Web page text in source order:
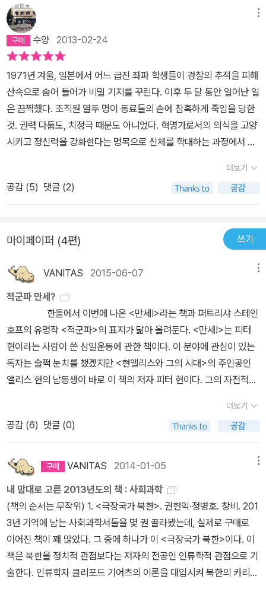
겨진 공간에서 두 달 동안 총 31명의 연합적군 멤버 중 12명이 목숨을
잃은 것이다. 도대체 산속에서 무슨 일이 벌어졌던 것일까? 연쇄살인
마라도 돌아다녔던 것일까, 아니면 어떤 죽음의 바이러스라도 퍼졌던
것일까? 마쓰모토 세이초의 팩션이나, 김전일 소년의 사건기록부에
나 등장할 법한 이 사건은 언론 및 전 사회의 관심을 끌었고(아사마
산장에서의 진압 과정은 텔레비전으로 생중계되었고, 이는 최고 89.
7퍼센트의 시청률을 기록했다), 이들을 둘러싼 이야기는 사건의 양상
이 밝혀진 직후에는 물론 아직까지도 일본 사회에서 널리 회자되고
있다. 그리고 퍼트리샤 스태인호프의 책 <적군파>는 이 사건을 당시
관련자들의 인터뷰 및 증언, 그들이 남긴 기록, 그리고 그간 쏟아져나
온 각종 문서들에 대한 연구를 통해 세밀하게 재구성하고 있으며, 따
나는 이것이 단지 그 사건을 세밀하게 추적하는 데에만 머물고 있지
않다는 점이다. 책의 저자는 저널리스트나 르포 작가가 아니고, 사회
학과 교수이다. 그러므로 저자의 관심은 이 사건이 어떻게 시작되었
으며, 어떤 양상으로 펼쳐졌으며, 이것이 어떻게 마무리되었는지
에 있지 않다. 즉 저자가 관심을 가지고 있는 것은 이 사건 자체가 아
니라, 그 사건의 배경이 되는 요소, 그 사건의 어떤 구조적인 형태, 그
사건과 사회와의 관련성, 그리고 그것이 결과적으로 사회에 미친 영
향들이다. 사건 그 자체 못지 않게 그러한 부분들에도 관심을 두는 것
은 중요한데, 이 사건은 단순한 일회성의 범죄가 아니기 때문이다. 연
합적군이 벌인 이 아사마 산장에서의 농성과 내부 '숙청'은 좁게는 당
에서 벌인 요도호 그룹의 비행기 납치 사건이나 일본적군의 이스라엘
텔아비브 공항 습격 사건 등의 거대한 테러들과도 연결되어 있으며,
넓게는 일본의 현대사 전체와 일본인들의 어떤 정신적 세계와도 연관
되어 있다. (참고로 말해두자면 요도호 그룹 및 일본적군, 그리고 연
합적군, 적군파는 모두 일본공산주의자동맹(분트)의 분파들이며- 이
를 통칭하여 '적군파'라고도 한다 -, 그들은 각각 엄밀히 구분되는 조
직이다. 예를 들어 아사마 산장 사건을 벌인 연합적군은 적군파와 혁
명좌파가 통합된 조직이며, 한편으로 저자는 이 통합의 과정이 상당
부분 이 '숙청'에 영향을 미쳤음을 밝히고 있다.) 그래서 저자는 이 책
을 본격적인 사건의 계기가 된 연합적군의 탄생에서 시작하지 않는
다. 도리어 책의 시작은 이 아사마 산장 사건이 벌어진 3개월 후에 일
수양 2013-02-24
1971년 겨울, 일본에서 어느 급진 좌파 학생들이 경찰의 추적을 피해
산속으로 숨어 들어가 비밀 기지를 꾸린다. 이후 두 달 동안 일어난 일
은 끔찍했다. 조직원 열두 명이 동료들의 손에 참혹하게 죽임을 당한
것. 권력 다툼도, 치정극 때문도 아니었다. 혁명가로서의 의식을 고양
시키고 정신력을 강화한다는 명목으로 신체를 학대하는 과정에서 벌
서 실수를 한 동료를 골라내어 영하의 추위에 세워놓고, 밥을 안 주고,
집단 구타하는 식으로 차례차례 죽여 나갔다. “진정한 혁명가는 아
무리 혹독한 상황에 놓여도 죽음에 굴복하지 않고 극복할 수 있기 때
복하지 못하고 죽어버린 동료를 진심으로 안타까워하며 땅에 묻었다.
죽임을 당하기도 했다. 지도부는 살인에 대한 죄책감 때문이 아니라,
부하들을 제대로 정신무장 시키지 못했다는 죄책감으로 괴로워했다.
구타에 참여한 조직원들은 “폭력에 참가하는 것을 죄스럽게 여기면
서도 동시에 죄책감 자체를 뛰어넘어야 할 자신의 정신적인 나약
함”으로 여겼다. 어떻게 이런 일이 일어날 수 있었을까. 아무리 이데
올로기에 경도되었다고 하나 학생운동조직 멤버들은 대부분 중산층
출신의 고학력자 젊은이들이었으며, 논리적으로 사고할 줄 알고 자기
우두머리는 사건 이후 감옥에서 다음과 같은 자기 비판을 하기도 한
다. “나는 내가 광기의 세계에 있었던 것이 사실이라고 보며 내가 그
런 세계를 만들었다고 생각하고 있다. 그러나 이성을 잃을 만큼 사리
분별을 못하게 된 상태였다거나 상황을 판단할 능력을 잃어버렸다고
생각하지는 않는다. 오히려 너무 많은 것을 생각하고 판단하고 처리
했던 것이다.” 이성이란 사리에 치우침이 없는 것이기 때문에 보편적
인 협조를 만들어낼 수 있지만, 비이성이란 사적인 열정을 대표하기
때문에 불가피하게 불화를 빚어낸다. 보편적이고 공정한 진리의 기준
에 호소한다는 의미에서 합리성이야말로 인간 종족의 안녕에 으뜸가
는 요소라고 보는 이유도 바로 여기에 있다. 이러한 시각은 합리성이
쉽게 승리할 수 있는 시대에는 물론이고, 합리성이란 자신이 동조할
더보기
공감 (5) 댓글 (2)
마이페이퍼 (4편) 쓰기
VANITAS 2015-06-07
적군파 만세?
한울에서 이번에 나온 <만세!>라는 책과 퍼트리샤 스테인
호프의 유명작 <적군파>의 표지가 닮아 올려둔다. <만세!>는 피터
현이라는 사람이 쓴 삼일운동에 관한 책이다. 이 분야에 관심이 있는
독자는 슬쩍 눈치를 챘겠지만 <현앨리스와 그의 시대>의 주인공인
앨리스 현의 남동생이 바로 이 책의 저자 피터 현이다. 그의 자전적인
수 있는 가치있는 책이다. <적군파>는 일전에 흥미롭게 읽은 책이다.
60년대 일본 연합적군안의 내부 폭력을 일목요연하게 다룬 책이다.
서로다른 시대의 역사적 사실을 다룬 책의 표지가 비슷하니 또 흥미
롭다.
더보기
공감 (6) 댓글 (0)
VANITAS 2014-01-05
내 맘대로 고른 2013년도의 책 : 사회과학
(책의 순서는 무작위) 1. <극장국가 북한>. 권헌익·정병호. 창비. 201
3년 기억에 남는 사회과학서들을 몇 권 골라봤는데, 실제로 구매로
이어진 책이 꽤 많았다. 그 중에 하나가 이 <극장국가 북한>이다. 이
책은 북한을 정치적 관점보다는 저자의 전공인 인류학적 관점으로 기
술한다. 인류학자 클리포드 기어츠의 이론을 대입시켜 북한의 카리스